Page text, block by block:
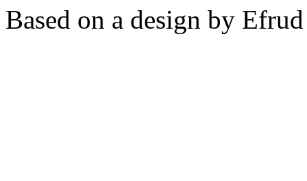
Based on a design by Efrud